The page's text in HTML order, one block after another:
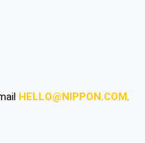
HELLO@NIPPON.COM.